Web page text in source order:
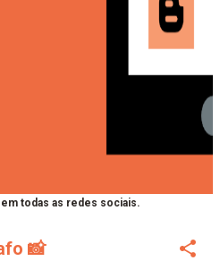
todas as redes sociais.
📸